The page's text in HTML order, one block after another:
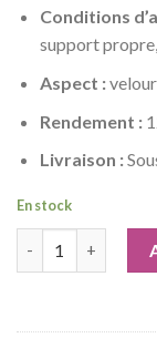
Conditions
support
Aspect :
Rendement :
Livraison :
En stock